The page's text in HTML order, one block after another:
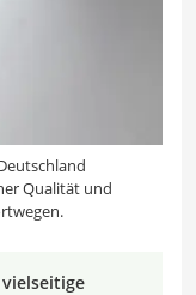
Qualität und